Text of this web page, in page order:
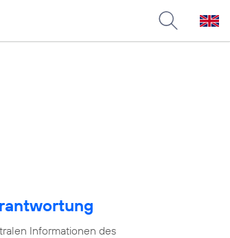
Informationen des